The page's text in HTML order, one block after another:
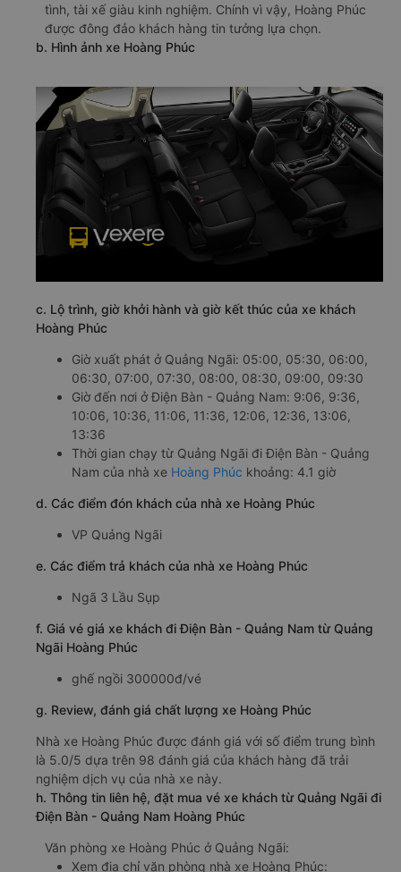
tình, tài xế giàu kinh nghiệm. Chính vì vậy, Hoàng Phúc
được đông đảo khách hàng tin tưởng lựa chọn.
b. Hình ảnh xe Hoàng Phúc
c. Lộ trình, giờ khởi hành và giờ kết thúc của xe khách
Hoàng Phúc
Giờ xuất phát ở Quảng Ngãi: 05:00, 05:30, 06:00,
06:30, 07:00, 07:30, 08:00, 08:30, 09:00, 09:30
Giờ đến nơi ở Điện Bàn - Quảng Nam: 9:06, 9:36,
10:06, 10:36, 11:06, 11:36, 12:06, 12:36, 13:06,
13:36
Thời gian chạy từ Quảng Ngãi đi Điện Bàn - Quảng
Nam của nhà xe Hoàng Phúc khoảng: 4.1 giờ
d. Các điểm đón khách của nhà xe Hoàng Phúc
VP Quảng Ngãi
e. Các điểm trả khách của nhà xe Hoàng Phúc
Ngã 3 Lầu Sụp
f. Giá vé giá xe khách đi Điện Bàn - Quảng Nam từ Quảng
Ngãi Hoàng Phúc
ghế ngồi 300000đ/vé
g. Review, đánh giá chất lượng xe Hoàng Phúc
Nhà xe Hoàng Phúc được đánh giá với số điểm trung bình
là 5.0/5 dựa trên 98 đánh giá của khách hàng đã trải
nghiệm dịch vụ của nhà xe này.
h. Thông tin liên hệ, đặt mua vé xe khách từ Quảng Ngãi đi
Điện Bàn - Quảng Nam Hoàng Phúc
Văn phòng xe Hoàng Phúc ở Quảng Ngãi:
Xem địa chỉ văn phòng nhà xe Hoàng Phúc: